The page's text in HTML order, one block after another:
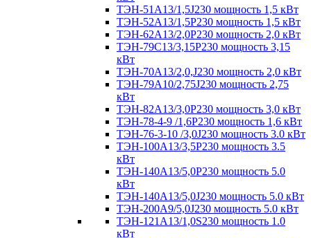
ТЭН-51А13/1,5J230 мощность 1,5 кВт
ТЭН-52А13/1,5Р230 мощность 1,5 кВт
ТЭН-62А13/2,0Р230 мощность 2,0 кВт
ТЭН-79С13/3,15Р230 мощность 3,15
кВт
ТЭН-70А13/2,0,J230 мощность 2,0 кВт
ТЭН-79А10/2,75J230 мощность 2,75
кВт
ТЭН-82А13/3,0Р230 мощность 3,0 кВт
ТЭН-78-4-9 /1,6P230 мощность 1,6 кВт
ТЭН-76-3-10 /3,0J230 мощность 3.0 кВт
ТЭН-100А13/3,5Р230 мощность 3.5
кВт
ТЭН-140А13/5,0Р230 мощность 5.0
кВт
ТЭН-140А13/5,0J230 мощность 5.0 кВт
ТЭН-200А9/5,0J230 мощность 5.0 кВт
ТЭН-121А13/1,0S230 мощность 1.0
кВт